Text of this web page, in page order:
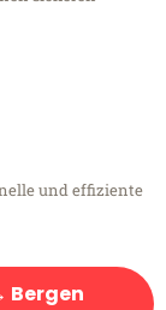
und effiziente
Bergen